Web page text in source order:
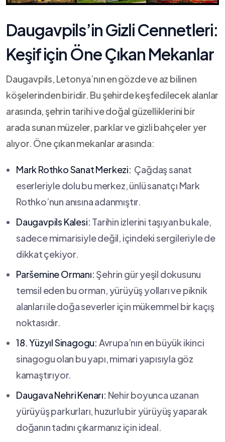
Daugavpils’in ⁤Gizli Cennetleri:
Keşif ⁤için Öne Çıkan Mekanlar
Daugavpils, Letonya’nın en ⁣gözde ve az bilinen
köşelerinden biridir. ⁢Bu şehirde keşfedilecek ‌alanlar‍
arasında, şehrin tarihi⁢ ve⁣ doğal‍ güzelliklerini bir
‍arada‍ sunan müzeler, parklar ve gizli bahçeler yer
alıyor. Öne çıkan mekanlar ‌arasında:
Mark Rothko Sanat Merkezi: ‌ Çağdaş sanat
eserleriyle dolu⁣ bu merkez, ünlü sanatçı Mark ​
Rothko’nun anısına adanmıştır.
Daugavpils Kalesi: ​Tarihin​ izlerini taşıyan bu⁣ kale,
sadece mimarisiyle değil, içindeki sergileriyle‍ de
dikkat ⁢çekiyor.
Paršemine Ormanı: Şehrin gür ⁣yeşil dokusunu
temsil eden bu orman, yürüyüş yolları ve piknik
alanları ile doğa severler için ‍mükemmel bir kaçış
noktasıdır.
18. Yüzyıl​ Sinagogu: Avrupa’nın en‌ büyük‍ ikinci
sinagogu ⁤olan bu ‌yapı, mimari⁢ yapısıyla göz
⁢kamaştırıyor.
Daugava Nehri Kenarı: Nehir⁤ boyunca uzanan
yürüyüş ‍parkurları, huzurlu bir yürüyüş yaparak
doğanın ⁣tadını çıkarmanız için ideal.